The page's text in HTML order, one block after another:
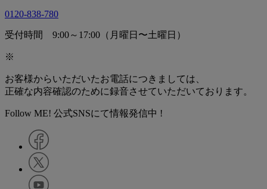
0120-838-780
受付時間 9:00～17:00（月曜日〜土曜日）
※
お客様からいただいたお電話につきましては、
正確な内容確認のために録音させていただいております。
Follow ME! 公式SNSにて情報発信中 !